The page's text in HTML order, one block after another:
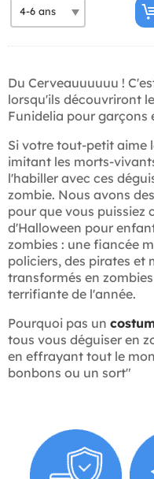
Du Cerveauuuuuu !
lorsqu'ils découvriront
Funidelia pour garçons
Si votre tout-petit aime
imitant les morts-
l'habiller avec ces
zombie. Nous avons
pour que vous puissiez
d'Halloween pour
zombies : une fiancée
policiers, des pirates et
transformés en
terrifiante de l'année.
Pourquoi pas un
tous vous déguiser en
en effrayant tout le
bonbons ou un sort"